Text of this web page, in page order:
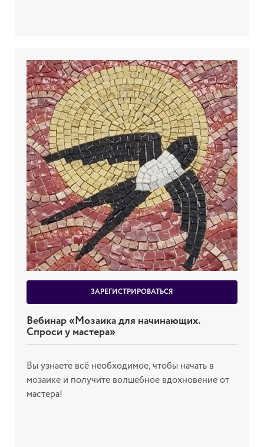
ЗАРЕГИСТРИРОВАТЬСЯ
Вебинар «Мозаика для начинающих.
Спроси у мастера»
Вы узнаете всё необходимое, чтобы начать в
мозаике и получите волшебное вдохновение от
мастера!